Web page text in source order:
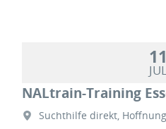
11
NALtrain-Training
Suchthilfe direkt,